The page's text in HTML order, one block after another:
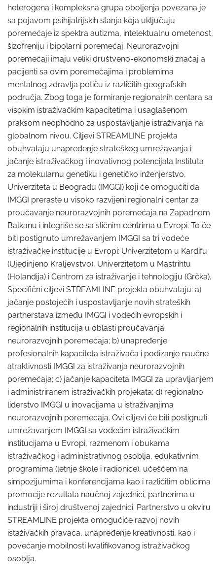
heterogena i kompleksna grupa oboljenja povezana je
sa pojavom psihijatrijskih stanja koja uključuju
poremećaje iz spektra autizma, intelektualnu ometenost,
šizofreniju i bipolarni poremećaj. Neurorazvojni
poremećaji imaju veliki društveno-ekonomski značaj a
pacijenti sa ovim poremećajima i problemima
mentalnog zdravlja potiču iz različitih geografskih
područja. Zbog toga je formiranje regionalnih centara sa
visokim istraživačkim kapacitetima i usaglašenom
praksom neophodno za uspostavljanje istraživanja na
globalnom nivou. Ciljevi STREAMLINE projekta
obuhvataju unapređenje strateškog umrežavanja i
jačanje istraživačkog i inovativnog potencijala Instituta
za molekularnu genetiku i genetičko inženjerstvo,
Univerziteta u Beogradu (IMGGI) koji će omogućiti da
IMGGI preraste u visoko razvijeni regionalni centar za
proučavanje neurorazvojnih poremećaja na Zapadnom
Balkanu i integriše se sa sličnim centrima u Evropi. To će
biti postignuto umrežavanjem IMGGI sa tri vodeće
istraživačke institucije u Evropi: Univerzitetom u Kardifu
(Ujedinjeno Kraljevstvo), Univerzitetom u Mastrihtu
(Holandija) i Centrom za istraživanje i tehnologiju (Grčka).
Specifični ciljevi STREAMLINE projekta obuhvataju: a)
jačanje postojećih i uspostavljanje novih strateških
partnerstava između IMGGI i vodećih evropskih i
regionalnih institucija u oblasti proučavanja
neurorazvojnih poremećaja; b) unapređenje
profesionalnih kapaciteta istraživača i podizanje naučne
atraktivnosti IMGGI za istraživanja neurorazvojnih
poremećaja; c) jačanje kapaciteta IMGGI za upravljanjem
i administriranem istraživačkih projekata; d) regionalno
liderstvo IMGGI u inovacijama u istraživanjima
neurorazvojnih poremećaja. Ovi ciljevi će biti postignuti
umrežavanjem IMGGI sa vodećim istraživačkim
institucijama u Evropi, razmenom i obukama
istraživačkog i administrativnog osoblja, edukativnim
programima (letnje škole i radionice), učešćem na
simpozijumima i konferencijama kao i različitim oblicima
promocije rezultata naučnoj zajednici, partnerima u
industriji i široj društvenoj zajednici. Partnerstvo u okviru
STREAMLINE projekta omogućiće razvoj novih
istaživačkih pravaca, unapređenje kreativnosti, kao i
povećanje mobilnosti kvalifikovanog istraživačkog
osoblja.